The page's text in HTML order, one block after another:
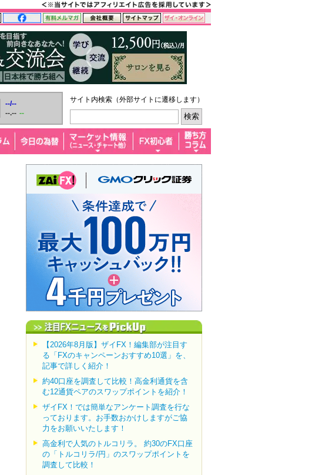
--/--
--.-- --
サイト内検索（外部サイトに遷移します）
【2026年8月版】ザイFX！編集部が注目す
る「FXのキャンペーンおすすめ10選」を、
記事で詳しく紹介！
約40口座を調査して比較！高金利通貨を含
む12通貨ペアのスワップポイントを紹介！
ザイFX！では簡単なアンケート調査を行な
っております。お手数おかけしますがご協
力をお願いいたします！
高金利で人気のトルコリラ。 約30のFX口座
の「トルコリラ/円」のスワップポイントを
調査して比較！